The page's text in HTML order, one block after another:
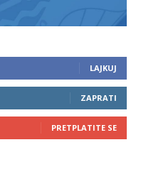
LAJKUJ
ZAPRATI
PRETPLATITE SE